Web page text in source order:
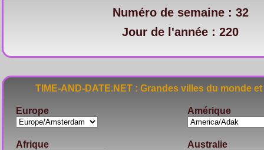
Numéro de semaine : 32
Jour de l'année : 220
TIME-AND-DATE.NET : Grandes villes du
Europe Amérique
Afrique Australie